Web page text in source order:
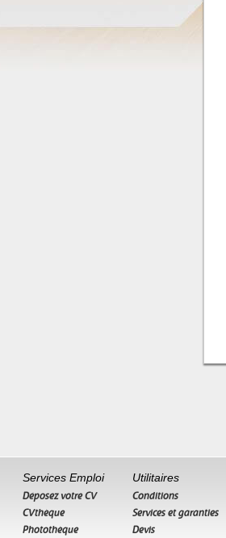
Services Emploi
Déposez votre CV
CVthèque
Photothèque
Utilitaires
Conditions
Services et garanties
Devis